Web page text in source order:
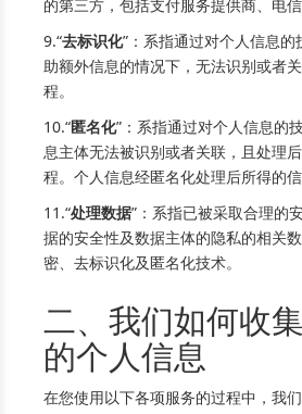
的第三方，包括支付服务提供商、电
9.“去标识化”：系指通过对个人信息
助额外信息的情况下，无法识别或者
程。
10.“匿名化”：系指通过对个人信息的
息主体无法被识别或者关联，且处理
程。个人信息经匿名化处理后所得的信
11.“处理数据”：系指已被采取合理的
据的安全性及数据主体的隐私的相关
密、去标识化及匿名化技术。
二、我们如何收
的个人信息
在您使用以下各项服务的过程中，我